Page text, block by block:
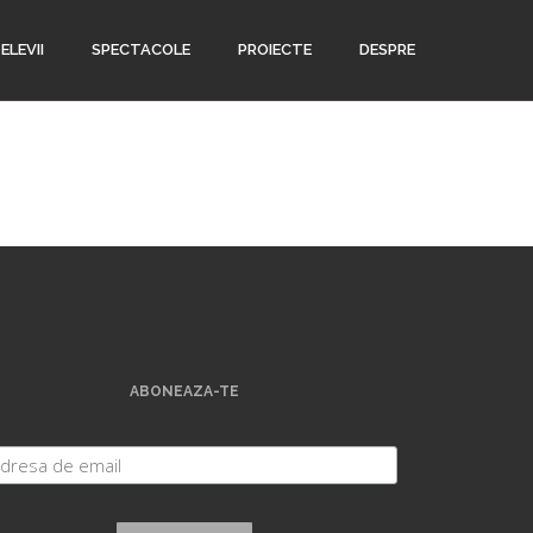
ELEVII SPECTACOLE PROIECTE DESPRE
ABONEAZA-TE